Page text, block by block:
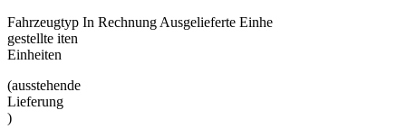
Fahrzeugtyp In Rechnung Ausgelieferte Einhe
gestellte iten
Einheiten
(ausstehende
Lieferung
)